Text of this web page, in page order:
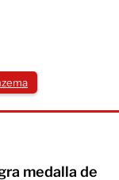
medalla de